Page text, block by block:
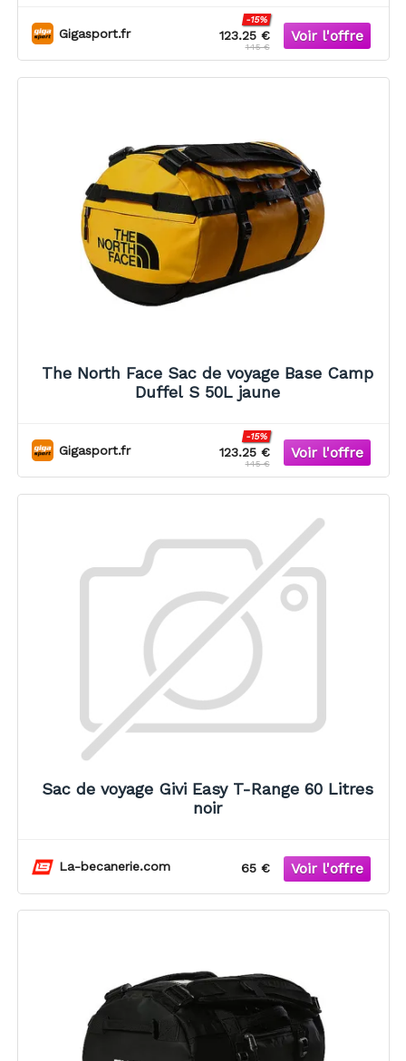
Gigasport.fr 123.25 €
-15%
145 €
The North Face Sac de voyage Base Camp
Duffel S 50L jaune
Gigasport.fr 123.25 €
-15%
145 €
Sac de voyage Givi Easy T-Range 60 Litres
noir
La-becanerie.com 65 €